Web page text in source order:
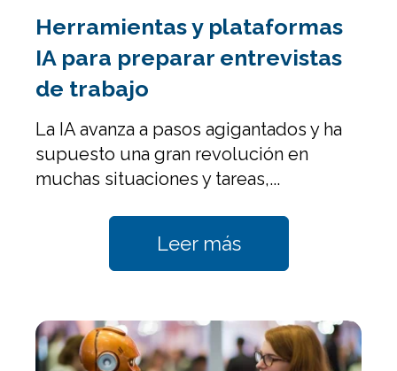
Herramientas y plataformas
IA para preparar entrevistas
de trabajo
La IA avanza a pasos agigantados y ha
supuesto una gran revolución en
muchas situaciones y tareas,...
Leer más